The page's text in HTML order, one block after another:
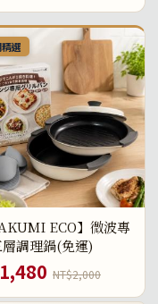
選
ECO】微波專
調理鍋(免運)
1,480 NT$2,000